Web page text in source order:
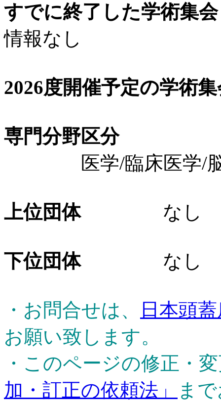
すでに終了した学術集
情報なし
2026度開催予定の学術
専門分野区分
医学/臨床医学/脳
上位団体なし
下位団体なし
・お問合せは、
日本頭
お願い致します。
・このページの修正・
加・訂正の依頼法」
ま